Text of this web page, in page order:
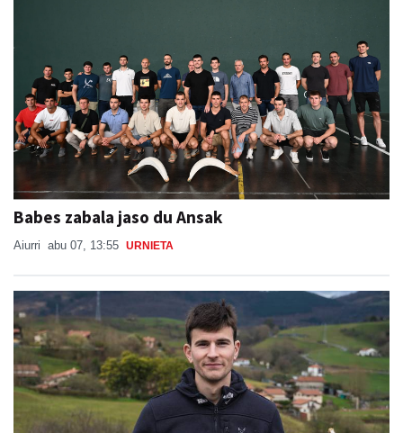
Babes zabala jaso du Ansak
Aiurri abu 07, 13:55 URNIETA